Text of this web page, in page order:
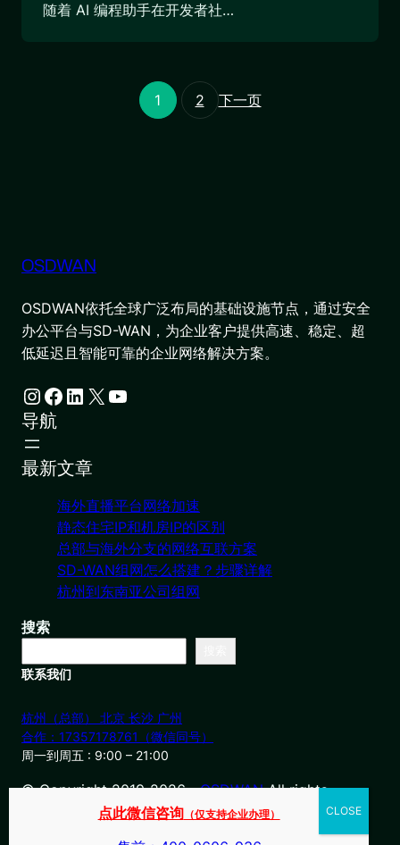
随着 AI 编程助手在开发者社…
1 2 下一页
OSDWAN
OSDWAN依托全球广泛布局的基础设施节点，通过安全
办公平台与SD-WAN，为企业客户提供高速、稳定、超
低延迟且智能可靠的企业网络解决方案。
Instagram Facebook LinkedIn X YouTube
导航
最新文章
海外直播平台网络加速
静态住宅IP和机房IP的区别
总部与海外分支的网络互联方案
SD-WAN组网怎么搭建？步骤详解
杭州到东南亚公司组网
搜索
联系我们
杭州（总部） 北京 长沙 广州
合作：17357178761（微信同号）
周一到周五 : 9:00 – 21:00
© Copyright 2019-2026・OSDWANAll rights
点此微信咨询 （仅支持企业办理）